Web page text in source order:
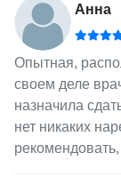
Анна
Опытная,
своем деле
назначила
нет никаких